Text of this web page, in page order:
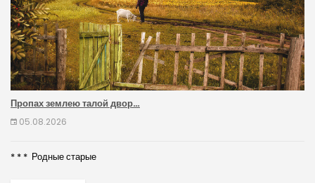
Пропах землею талой двор…
05.08.2026
* * * Родные старые